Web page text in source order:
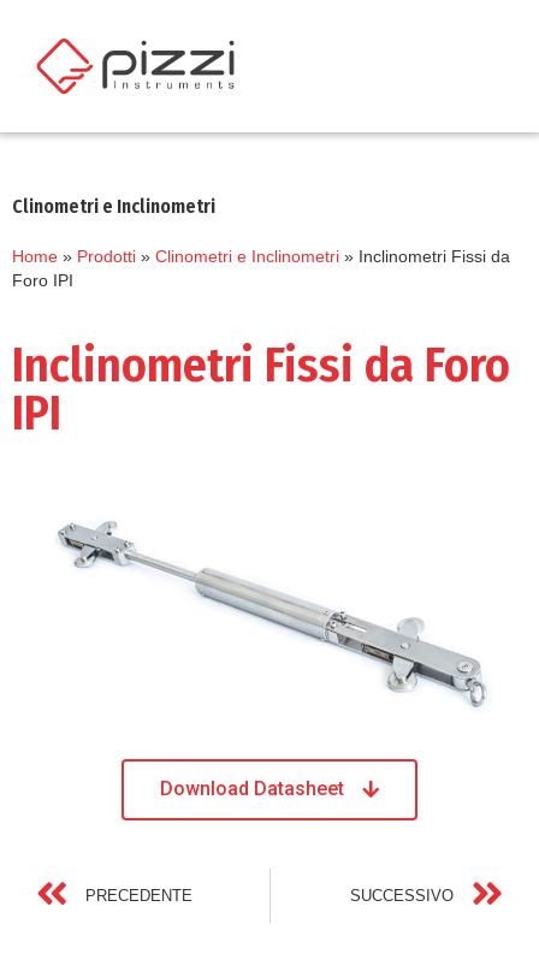
Clinometri e Inclinometri
Home » Prodotti » Clinometri e Inclinometri » Inclinometri Fissi da
Foro IPI
Inclinometri Fissi da Foro
IPI
Download Datasheet
PRECEDENTE SUCCESSIVO